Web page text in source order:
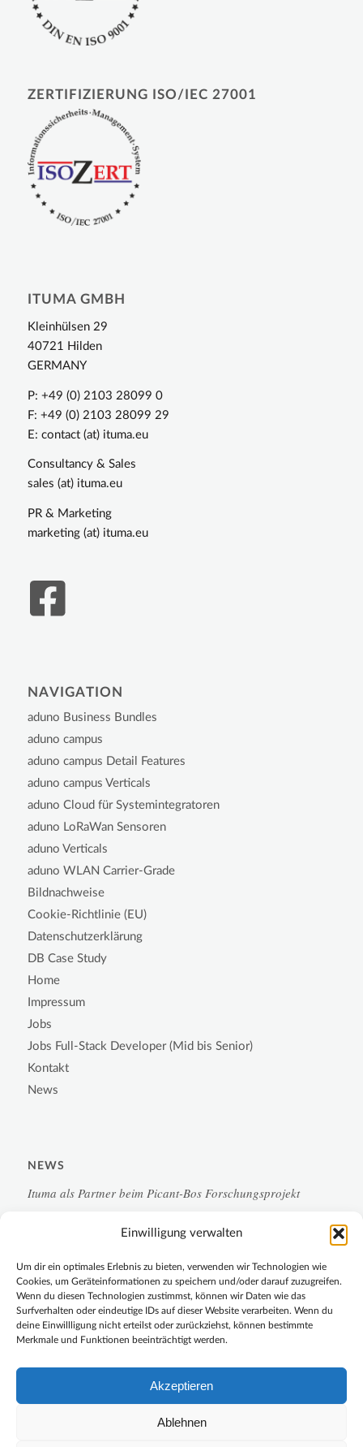
Einwilligung verwalten
Um dir ein optimales Erlebnis zu bieten, verwenden wir Technologien wie
Cookies, um Geräteinformationen zu speichern und/oder darauf zuzugreifen.
Wenn du diesen Technologien zustimmst, können wir Daten wie das
Surfverhalten oder eindeutige IDs auf dieser Website verarbeiten. Wenn du
deine Einwillligung nicht erteilst oder zurückziehst, können bestimmte
Merkmale und Funktionen beeinträchtigt werden.
Akzeptieren
Ablehnen
ZERTIFIZIERUNG ISO/IEC 27001
ITUMA GMBH
Kleinhülsen 29
40721 Hilden
GERMANY
P: +49 (0) 2103 28099 0
F: +49 (0) 2103 28099 29
E: contact (at) ituma.eu
Consultancy & Sales
sales (at) ituma.eu
PR & Marketing
marketing (at) ituma.eu
NAVIGATION
aduno Business Bundles
aduno campus
aduno campus Detail Features
aduno campus Verticals
aduno Cloud für Systemintegratoren
aduno LoRaWan Sensoren
aduno Verticals
aduno WLAN Carrier-Grade
Bildnachweise
Cookie-Richtlinie (EU)
Datenschutzerklärung
DB Case Study
Home
Impressum
Jobs
Jobs Full-Stack Developer (Mid bis Senior)
Kontakt
News
NEWS
Ituma als Partner beim Picant-Bos Forschungsprojekt
Campus-Monitoring 2.0 für die Chemische Industrie
LoRa-Sensorik
Forschung und Entwicklung im Rampenlicht
Connection Day 2023 auf dem IT-Campus Hilden